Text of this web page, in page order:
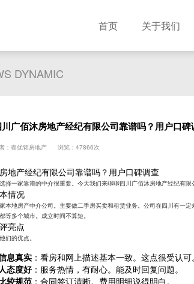
首页 关于我们
DYNAMIC
川广佰沐房地产经纪有限公司靠谱吗？用户口碑
：睿优铭房地产 浏览：47866次
地产经纪有限公司靠谱吗？用户口碑调查
择一家靠谱的中介很重要。今天我们来聊聊四川广佰沐房地产经纪有限
情况
本地房产中介公司。主要做二手房买卖和租赁业务。公司在四川有一定
等多个城市。成立时间不算短。
亮点
们的优点。
息真实 ：看房和网上描述基本一致。这点很受认可。
态度好：服务热情，有耐心。能及时回复问题。
较规范 ：合同签订清晰。费用明细说得明白。